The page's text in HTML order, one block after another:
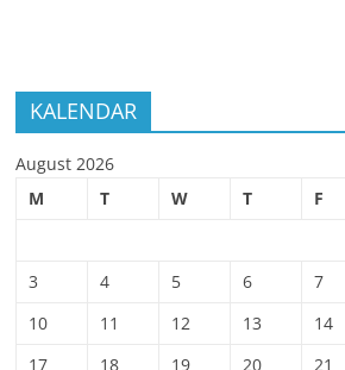
KALENDAR
August 2026
M
T W T F
3
4 5 6 7
10
11 12 13 14
17
18 19 20 21